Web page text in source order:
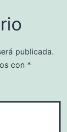
publicada.
con *